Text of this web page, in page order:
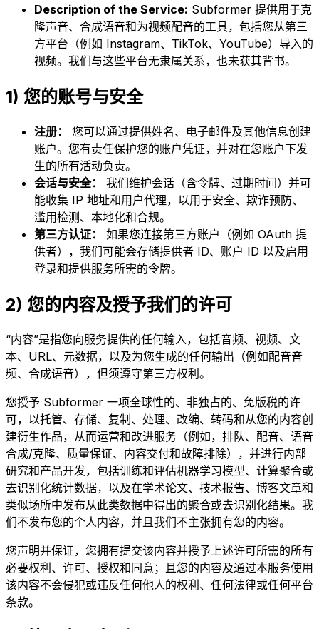
Description of the Service: Subformer 提供用于克
隆声音、合成语音和为视频配音的工具，包括您从第三
方平台（例如 Instagram、TikTok、YouTube）导入的
视频。我们与这些平台无隶属关系，也未获其背书。
1) 您的账号与安全
注册：
您可以通过提供姓名、电子邮件及其他信息创建
账户。您有责任保护您的账户凭证，并对在您账户下发
生的所有活动负责。
会话与安全：
我们维护会话（含令牌、过期时间）并可
能收集 IP 地址和用户代理，以用于安全、欺诈预防、
滥用检测、本地化和合规。
第三方认证：
如果您连接第三方账户（例如 OAuth 提
供者），我们可能会存储提供者 ID、账户 ID 以及启用
登录和提供服务所需的令牌。
2) 您的内容及授予我们的许可
“内容”是指您向服务提供的任何输入，包括音频、视频、文
本、URL、元数据，以及为您生成的任何输出（例如配音音
频、合成语音），但须遵守第三方权利。
您授予 Subformer 一项全球性的、非独占的、免版税的许
可，以托管、存储、复制、处理、改编、转码和从您的内容创
建衍生作品，从而运营和改进服务（例如，排队、配音、语音
合成/克隆、质量保证、内容交付和故障排除），并进行内部
研究和产品开发，包括训练和评估机器学习模型、计算聚合或
去识别化统计数据，以及在学术论文、技术报告、博客文章和
类似场所中发布从此类数据中得出的聚合或去识别化结果。我
们不发布您的个人内容，并且我们不主张拥有您的内容。
您声明并保证，您拥有提交该内容并授予上述许可所需的所有
必要权利、许可、授权和同意；且您的内容及通过本服务使用
该内容不会侵犯或违反任何他人的权利、任何法律或任何平台
条款。